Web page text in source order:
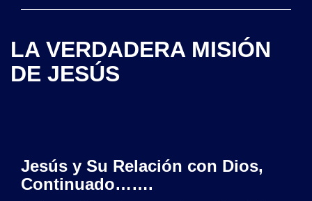
LA VERDADERA MISIÓN
DE JESÚS
Jesús y Su Relación con Dios,
Continuado…….